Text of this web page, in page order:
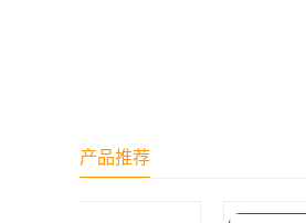
产品推荐